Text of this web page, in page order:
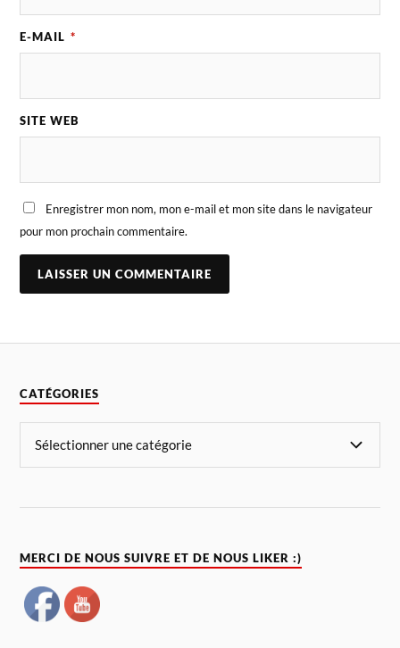
E-MAIL *
SITE WEB
Enregistrer mon nom, mon e-mail et mon site dans le navigateur
pour mon prochain commentaire.
CATÉGORIES
MERCI DE NOUS SUIVRE ET DE NOUS LIKER :)